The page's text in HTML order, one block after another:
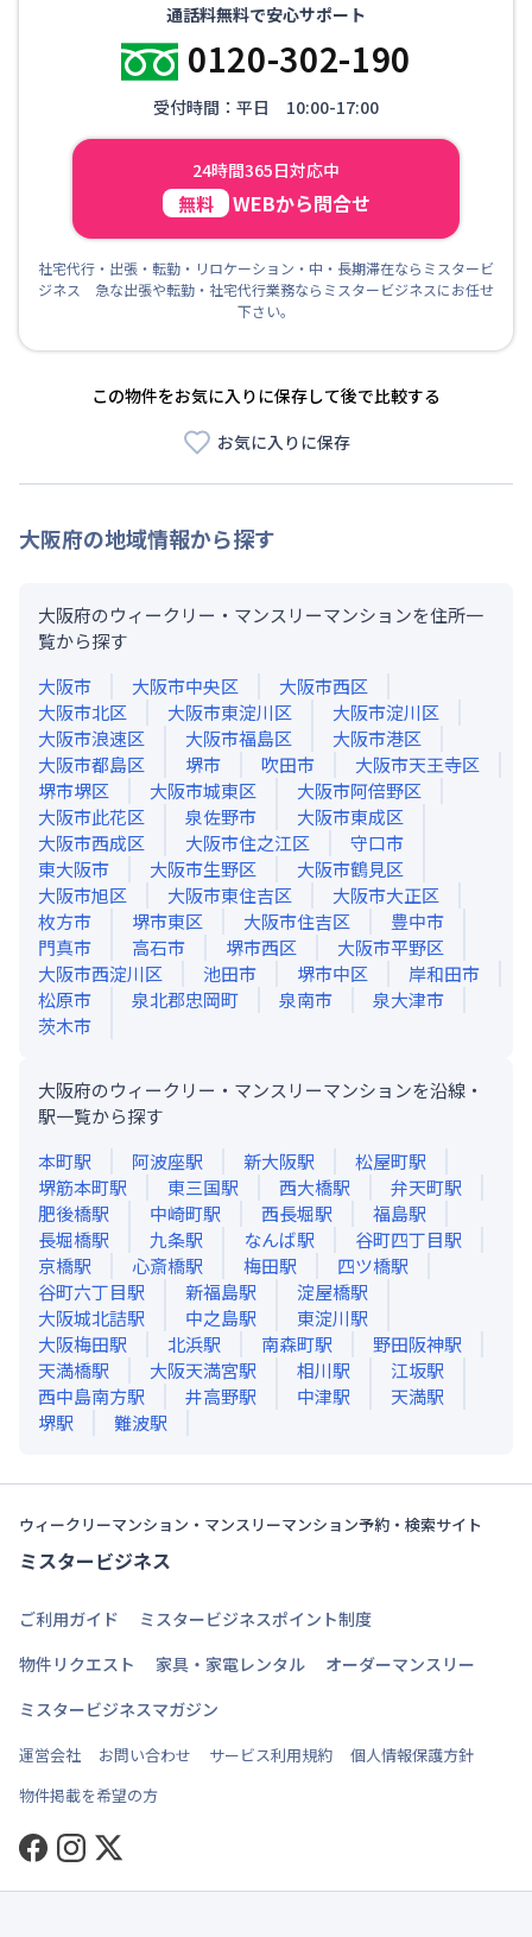
通話料無料で安心サポート
0120-302-190
受付時間：平日 10:00-17:00
24時間365日対応中
無料 WEBから問合せ
社宅代行・出張・転勤・リロケーション・中・長期滞在ならミスタービ
ジネス 急な出張や転勤・社宅代行業務ならミスタービジネスにお任せ
下さい。
この物件をお気に入りに保存して後で比較する
お気に入りに保存
大阪府の地域情報から探す
大阪府のウィークリー・マンスリーマンションを住所一
覧から探す
大阪市
大阪市中央区
大阪市西区
大阪市北区
大阪市東淀川区
大阪市淀川区
大阪市浪速区
大阪市福島区
大阪市港区
大阪市都島区
堺市 吹田市
大阪市天王寺区
堺市堺区
大阪市城東区
大阪市阿倍野区
大阪市此花区
泉佐野市
大阪市東成区
大阪市西成区
大阪市住之江区
守口市
東大阪市
大阪市生野区
大阪市鶴見区
大阪市旭区
大阪市東住吉区
大阪市大正区
枚方市
堺市東区 大阪市住吉区
豊中市
門真市
高石市 堺市西区
大阪市平野区
大阪市西淀川区
池田市 堺市中区
岸和田市
松原市
泉北郡忠岡町 泉南市
泉大津市
茨木市
大阪府のウィークリー・マンスリーマンションを沿線・
駅一覧から探す
本町駅 阿波座駅 新大阪駅 松屋町駅
堺筋本町駅 東三国駅 西大橋駅 弁天町駅
肥後橋駅 中崎町駅 西長堀駅 福島駅
長堀橋駅 九条駅 なんば駅 谷町四丁目駅
京橋駅 心斎橋駅 梅田駅 四ツ橋駅
谷町六丁目駅 新福島駅 淀屋橋駅
大阪城北詰駅 中之島駅 東淀川駅
大阪梅田駅 北浜駅 南森町駅 野田阪神駅
天満橋駅 大阪天満宮駅 相川駅 江坂駅
西中島南方駅 井高野駅 中津駅 天満駅
堺駅 難波駅
ウィークリーマンション・マンスリーマンション予約・検索サイト
ミスタービジネス
ご利用ガイド
ミスタービジネスポイント制度
物件リクエスト
家具・家電レンタル
オーダーマンスリー
ミスタービジネスマガジン
運営会社 お問い合わせ サービス利用規約
個人情報保護方針
物件掲載を希望の方
Facebook
Instagram
Twitter